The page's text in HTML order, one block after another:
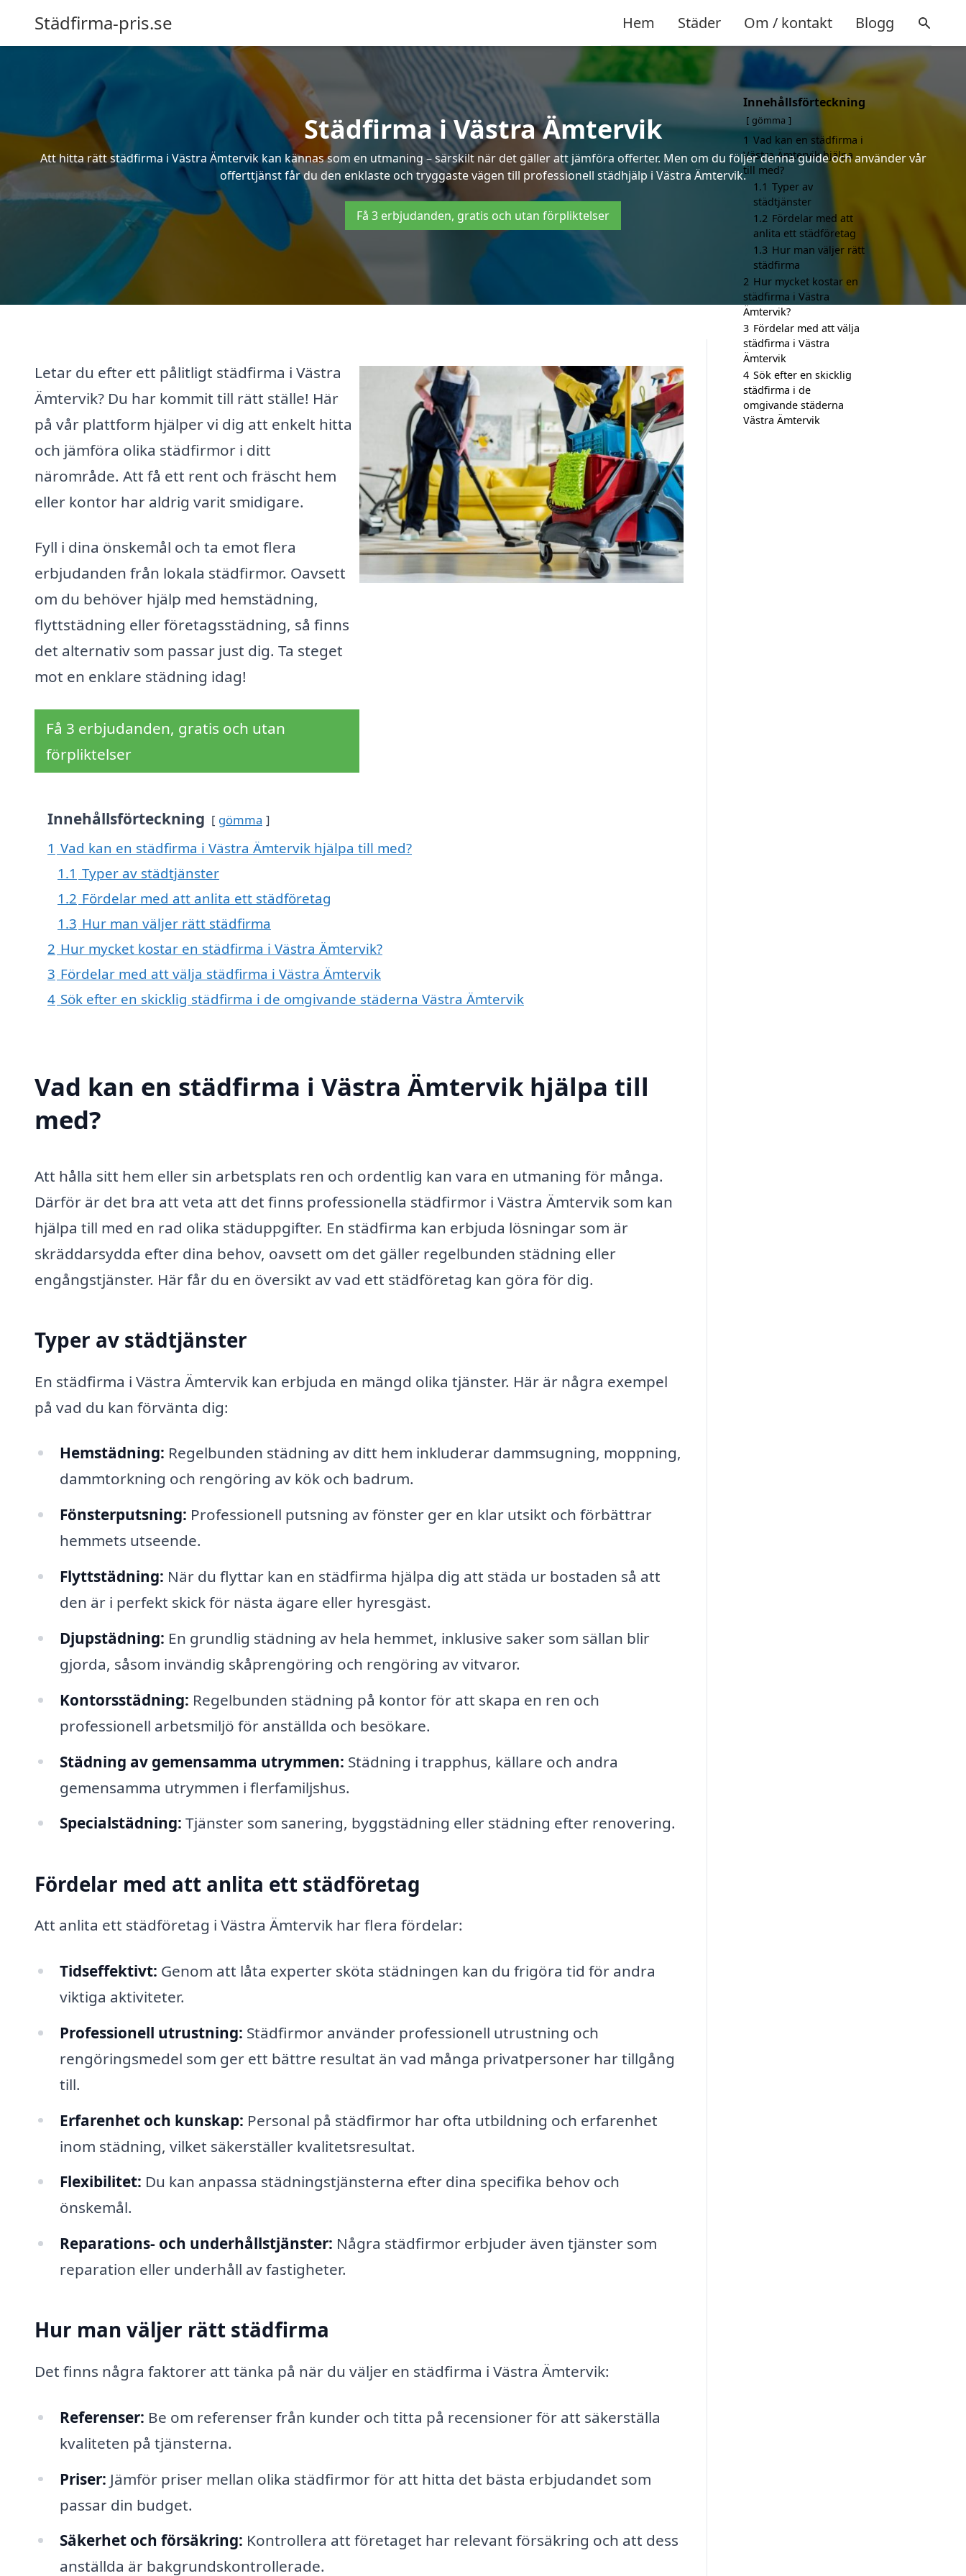
Städfirma-pris.se Hem Städer Om / kontakt Blogg
Städfirma i Västra Ämtervik
Att hitta rätt städfirma i Västra Ämtervik kan kännas som en utmaning – särskilt när det gäller att jämföra offerter. Men om du följer denna guide och använder vår
offerttjänst får du den enklaste och tryggaste vägen till professionell städhjälp i Västra Ämtervik.
Få 3 erbjudanden, gratis och utan förpliktelser
Letar du efter ett pålitligt städfirma i Västra
Ämtervik? Du har kommit till rätt ställe! Här
på vår plattform hjälper vi dig att enkelt hitta
och jämföra olika städfirmor i ditt
närområde. Att få ett rent och fräscht hem
eller kontor har aldrig varit smidigare.
Fyll i dina önskemål och ta emot flera
erbjudanden från lokala städfirmor. Oavsett
om du behöver hjälp med hemstädning,
flyttstädning eller företagsstädning, så finns
det alternativ som passar just dig. Ta steget
mot en enklare städning idag!
Få 3 erbjudanden, gratis och utan
förpliktelser
Innehållsförteckning gömma
1 Vad kan en städfirma i Västra Ämtervik hjälpa till med?
1.1 Typer av städtjänster
1.2 Fördelar med att anlita ett städföretag
1.3 Hur man väljer rätt städfirma
2 Hur mycket kostar en städfirma i Västra Ämtervik?
3 Fördelar med att välja städfirma i Västra Ämtervik
4 Sök efter en skicklig städfirma i de omgivande städerna Västra Ämtervik
Vad kan en städfirma i Västra Ämtervik hjälpa till
med?
Att hålla sitt hem eller sin arbetsplats ren och ordentlig kan vara en utmaning för många.
Därför är det bra att veta att det finns professionella städfirmor i Västra Ämtervik som kan
hjälpa till med en rad olika städuppgifter. En städfirma kan erbjuda lösningar som är
skräddarsydda efter dina behov, oavsett om det gäller regelbunden städning eller
engångstjänster. Här får du en översikt av vad ett städföretag kan göra för dig.
Typer av städtjänster
En städfirma i Västra Ämtervik kan erbjuda en mängd olika tjänster. Här är några exempel
på vad du kan förvänta dig:
Hemstädning: Regelbunden städning av ditt hem inkluderar dammsugning, moppning,
dammtorkning och rengöring av kök och badrum.
Fönsterputsning: Professionell putsning av fönster ger en klar utsikt och förbättrar
hemmets utseende.
Flyttstädning: När du flyttar kan en städfirma hjälpa dig att städa ur bostaden så att
den är i perfekt skick för nästa ägare eller hyresgäst.
Djupstädning: En grundlig städning av hela hemmet, inklusive saker som sällan blir
gjorda, såsom invändig skåprengöring och rengöring av vitvaror.
Kontorsstädning: Regelbunden städning på kontor för att skapa en ren och
professionell arbetsmiljö för anställda och besökare.
Städning av gemensamma utrymmen: Städning i trapphus, källare och andra
gemensamma utrymmen i flerfamiljshus.
Specialstädning: Tjänster som sanering, byggstädning eller städning efter renovering.
Fördelar med att anlita ett städföretag
Att anlita ett städföretag i Västra Ämtervik har flera fördelar:
Tidseffektivt: Genom att låta experter sköta städningen kan du frigöra tid för andra
viktiga aktiviteter.
Professionell utrustning: Städfirmor använder professionell utrustning och
rengöringsmedel som ger ett bättre resultat än vad många privatpersoner har tillgång
till.
Erfarenhet och kunskap: Personal på städfirmor har ofta utbildning och erfarenhet
inom städning, vilket säkerställer kvalitetsresultat.
Flexibilitet: Du kan anpassa städningstjänsterna efter dina specifika behov och
önskemål.
Reparations- och underhållstjänster: Några städfirmor erbjuder även tjänster som
reparation eller underhåll av fastigheter.
Hur man väljer rätt städfirma
Det finns några faktorer att tänka på när du väljer en städfirma i Västra Ämtervik:
Referenser: Be om referenser från kunder och titta på recensioner för att säkerställa
kvaliteten på tjänsterna.
Priser: Jämför priser mellan olika städfirmor för att hitta det bästa erbjudandet som
passar din budget.
Säkerhet och försäkring: Kontrollera att företaget har relevant försäkring och att dess
anställda är bakgrundskontrollerade.
Innehållsförteckning
gömma
1 Vad kan en städfirma i
Västra Ämtervik hjälpa
till med?
1.1 Typer av
städtjänster
1.2 Fördelar med att
anlita ett städföretag
1.3 Hur man väljer rätt
städfirma
2 Hur mycket kostar en
städfirma i Västra
Ämtervik?
3 Fördelar med att välja
städfirma i Västra
Ämtervik
4 Sök efter en skicklig
städfirma i de
omgivande städerna
Västra Ämtervik